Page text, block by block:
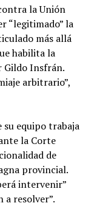
la Unión
“legitimado” la
más allá
habilita la
Gildo Insfrán.
arbitrario”,
su equipo trabaja
la Corte
de
provincial.
intervenir”
a resolver”.